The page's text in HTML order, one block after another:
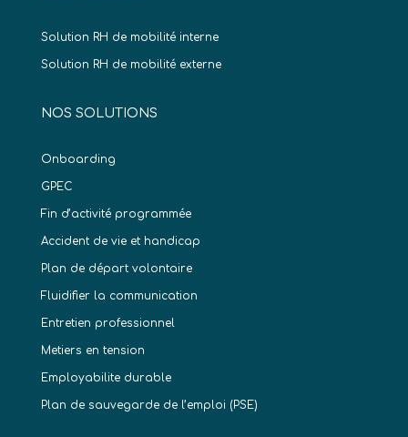
Solution RH de mobilité interne
Solution RH de mobilité externe
NOS SOLUTIONS
Onboarding
GPEC
Fin d’activité programmée
Accident de vie et handicap
Plan de départ volontaire
Fluidifier la communication
Entretien professionnel
Metiers en tension
Employabilite durable
Plan de sauvegarde de l’emploi (PSE)